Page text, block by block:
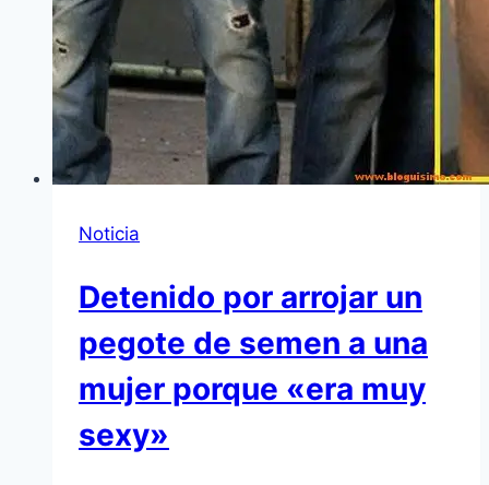
Noticia
Detenido por arrojar un
pegote de semen a una
mujer porque «era muy
sexy»